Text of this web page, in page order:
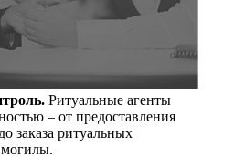
Ритуальные агенты
– от предоставления
заказа ритуальных